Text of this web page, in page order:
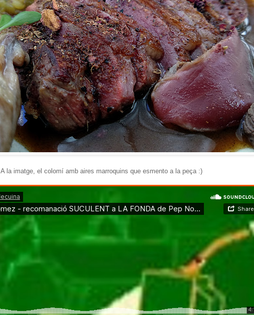
A la imatge, el colomí amb aires marroquins que esmento a la peça :)